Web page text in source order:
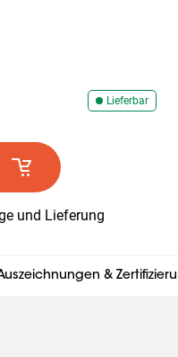
Lieferbar
und Lieferung
&